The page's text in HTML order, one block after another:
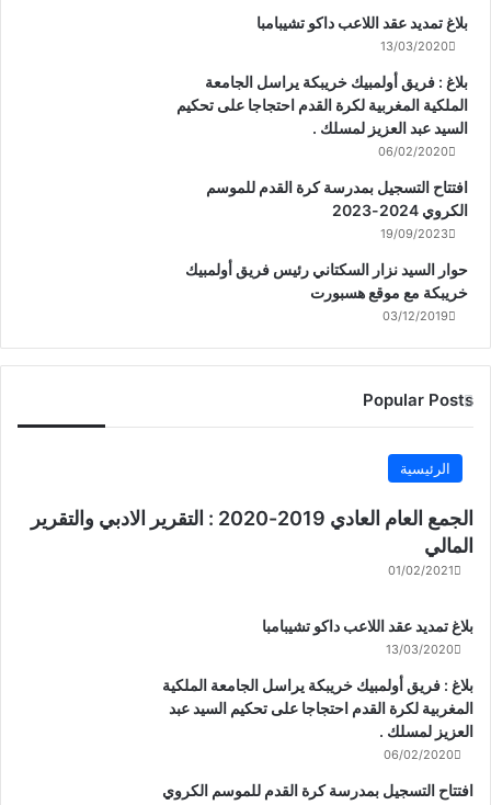
بلاغ تمديد عقد اللاعب داكو تشيبامبا
13/03/2020
بلاغ : فريق أولمبيك خريبكة يراسل الجامعة
الملكية المغربية لكرة القدم احتجاجا على تحكيم
السيد عبد العزيز لمسلك .
06/02/2020
افتتاح التسجيل بمدرسة كرة القدم للموسم
الكروي 2024-2023
19/09/2023
حوار السيد نزار السكتاني رئيس فريق أولمبيك
خريبكة مع موقع هسبورت
03/12/2019
Popular Posts
الرئيسية
الجمع العام العادي 2019-2020 : التقرير الادبي والتقرير
المالي
01/02/2021
بلاغ تمديد عقد اللاعب داكو تشيبامبا
13/03/2020
بلاغ : فريق أولمبيك خريبكة يراسل الجامعة الملكية
المغربية لكرة القدم احتجاجا على تحكيم السيد عبد
العزيز لمسلك .
06/02/2020
افتتاح التسجيل بمدرسة كرة القدم للموسم الكروي